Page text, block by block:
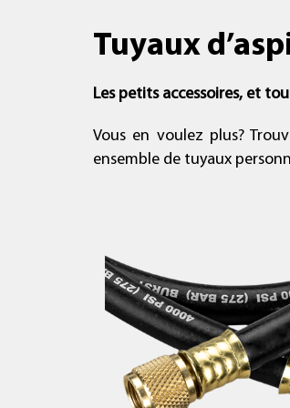
Tuyaux
Les petits accessoires, et
Vous en voulez plus?
ensemble de tuyaux